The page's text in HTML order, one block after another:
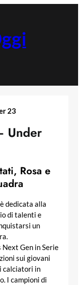
23
Under
Rosa e
dedicata alla
di talenti e
un
Gen in Serie
sui giovani
calciatori in
I campioni di